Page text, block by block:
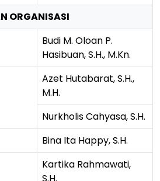
ORGANISASI
Budi M. Oloan P.
Hasibuan, S.H., M.Kn.
Azet Hutabarat, S.H.,
M.H.
Nurkholis Cahyasa, S.H.
Bina Ita Happy, S.H.
Kartika Rahmawati,